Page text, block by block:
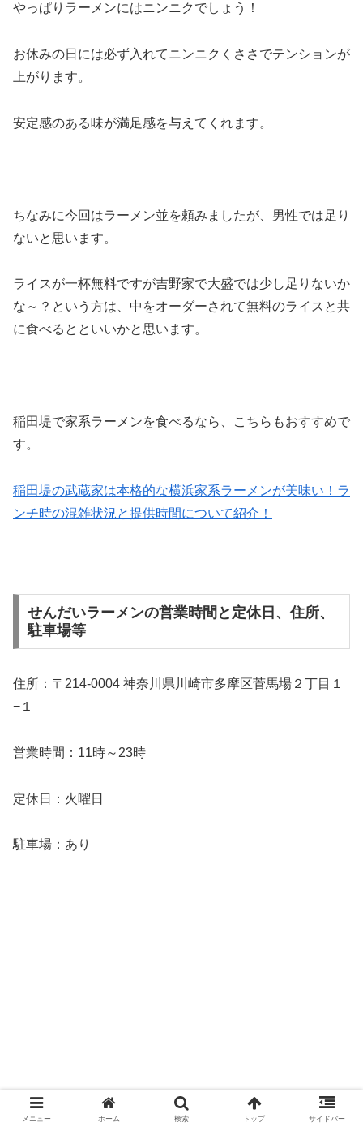
やっぱりラーメンにはニンニクでしょう！
お休みの日には必ず入れてニンニクくささでテンションが
上がります。
安定感のある味が満足感を与えてくれます。
ちなみに今回はラーメン並を頼みましたが、男性では足り
ないと思います。
ライスが一杯無料ですが吉野家で大盛では少し足りないか
な～？という方は、中をオーダーされて無料のライスと共
に食べるとといいかと思います。
稲田堤で家系ラーメンを食べるなら、こちらもおすすめで
す。
稲田堤の武蔵家は本格的な横浜家系ラーメンが美味い！ラ
ンチ時の混雑状況と提供時間について紹介！
せんだいラーメンの営業時間と定休日、住所、
駐車場等
住所：〒214-0004 神奈川県川崎市多摩区菅馬場２丁目１
−１
営業時間：11時～23時
定休日：火曜日
駐車場：あり
メニュー ホーム 検索 トップ サイドバー